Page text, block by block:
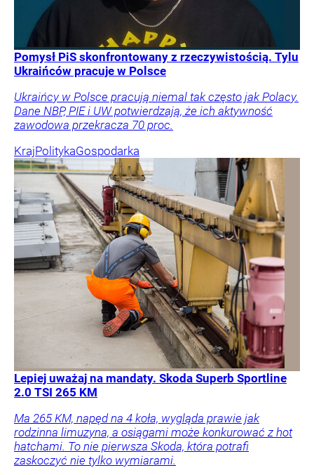
Pomysł PiS skonfrontowany z rzeczywistością. Tylu
Ukraińców pracuje w Polsce
Ukraińcy w Polsce pracują niemal tak często jak Polacy.
Dane NBP, PIE i UW potwierdzają, że ich aktywność
zawodowa przekracza 70 proc.
KrajPolitykaGospodarka
Lepiej uważaj na mandaty. Skoda Superb Sportline
2.0 TSI 265 KM
Ma 265 KM, napęd na 4 koła, wygląda prawie jak
rodzinna limuzyna, a osiągami może konkurować z hot
hatchami. To nie pierwsza Skoda, która potrafi
zaskoczyć nie tylko wymiarami.